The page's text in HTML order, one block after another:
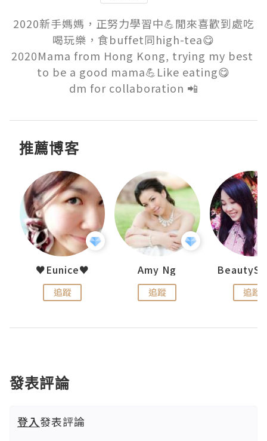
2020新手媽媽，正努力學習中💪閒來喜歡到處吃
喝玩樂，食buffet同high-tea😋
2020Mama from Hong Kong, trying my best
to be a good mama💪Like eating😋
dm for collaboration 📲
推薦博客
♥Eunice♥
追蹤
Amy Ng
追蹤 追蹤
發表評論
登入發表評論